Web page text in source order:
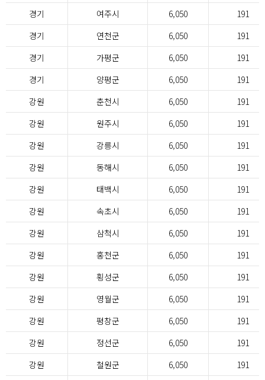
경기
여주시 6,050
191
경기
연천군 6,050
191
경기
가평군 6,050
191
경기
양평군 6,050
191
강원
춘천시 6,050
191
강원
원주시 6,050
191
강원
강릉시 6,050
191
강원
동해시 6,050
191
강원
태백시 6,050
191
강원
속초시 6,050
191
강원
삼척시 6,050
191
강원
홍천군 6,050
191
강원
횡성군 6,050
191
강원
영월군 6,050
191
강원
평창군 6,050
191
강원
정선군 6,050
191
강원
철원군 6,050
191